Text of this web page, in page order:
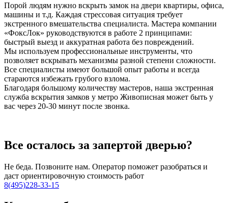
Порой людям нужно вскрыть замок на двери квартиры, офиса,
машины и т.д. Каждая стрессовая ситуация требует
экстренного вмешательства специалиста. Мастера компании
«ФоксЛок» руководствуются в работе 2 принципами:
быстрый выезд и аккуратная работа без повреждений.
Мы используем профессиональные инструменты, что
позволяет вскрывать механизмы разной степени сложности.
Все специалисты имеют большой опыт работы и всегда
стараются избежать грубого взлома.
Благодаря большому количеству мастеров, наша экстренная
служба вскрытия замков у метро Живописная может быть у
вас через 20-30 минут после звонка.
Все осталось за запертой дверью?
Не беда. Позвоните нам. Оператор поможет разобраться и
даст ориентировочную стоимость работ
8(495)228-33-15